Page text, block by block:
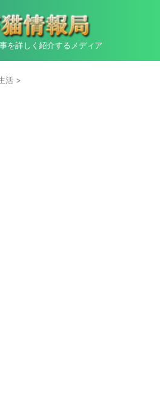
を詳しく紹介するメディア
活 >